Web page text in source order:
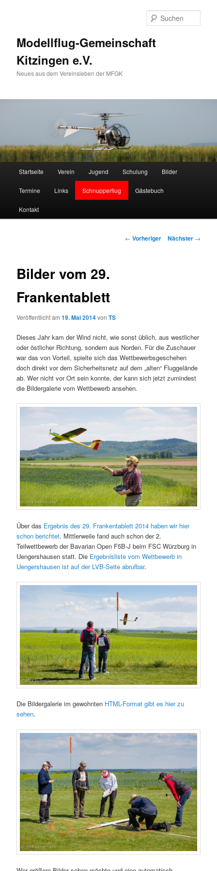
Modellflug-Gemeinschaft
Kitzingen e.V.
Neues aus dem Vereinsleben der MFGK
Startseite Verein Jugend Schulung Bilder
Termine Links Schnupperflug Gästebuch
Kontakt
Beitragsnavigation
← Vorheriger Nächster →
Bilder vom 29.
Frankentablett
Veröffentlicht am19. Mai 2014vonTS
Dieses Jahr kam der Wind nicht, wie sonst üblich, aus westlicher
oder östlicher Richtung, sondern aus Norden. Für die Zuschauer
war das von Vorteil, spielte sich das Wettbewerbsgeschehen
doch direkt vor dem Sicherheitsnetz auf dem „alten“ Fluggelände
ab. Wer nicht vor Ort sein konnte, der kann sich jetzt zumindest
die Bildergalerie vom Wettbewerb ansehen.
Über das Ergebnis des 29. Frankentablett 2014 haben wir hier
schon berichtet. Mittlerweile fand auch schon der 2.
Teilwettbewerb der Bavarian Open F5B-J beim FSC Würzburg in
Uengershausen statt. Die Ergebnisliste vom Wettbewerb in
Uengershausen ist auf der LVB-Seite abrufbar.
Die Bildergalerie im gewohnten HTML-Format gibt es hier zu
sehen.